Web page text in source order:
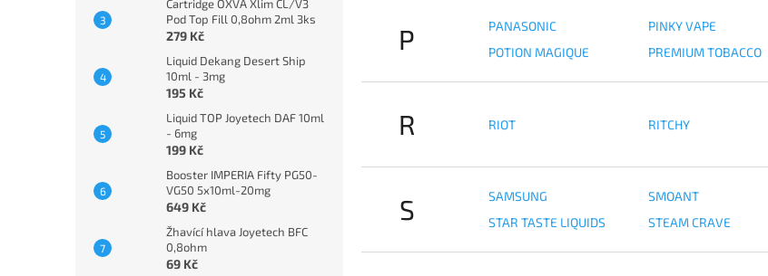
Cartridge OXVA Xlim CL/V3
Pod Top Fill 0,8ohm 2ml 3ks
279 Kč
Liquid Dekang Desert Ship
10ml - 3mg
195 Kč
Liquid TOP Joyetech DAF 10ml
- 6mg
199 Kč
Booster IMPERIA Fifty PG50-
VG50 5x10ml-20mg
649 Kč
Žhavící hlava Joyetech BFC
0,8ohm
69 Kč
P PANASONIC PINKY VAPE
POTION MAGIQUE
PREMIUM TOBACCO
R RIOT RITCHY
S SAMSUNG SMOANT
STAR TASTE LIQUIDS
STEAM CRAVE